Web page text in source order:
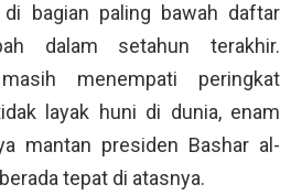
bagian paling bawah daftar
dalam setahun terakhir.
menempati peringkat
layak huni di dunia, enam
mantan presiden Bashar al-
tepat di atasnya.